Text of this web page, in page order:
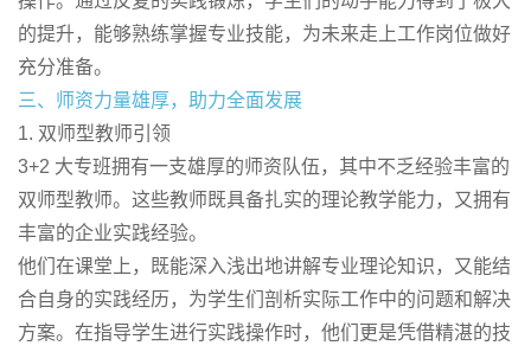
的提升，能够熟练掌握专业技能，为未来走上工作岗位做好
充分准备。
三、师资力量雄厚，助力全面发展
1. 双师型教师引领
3+2 大专班拥有一支雄厚的师资队伍，其中不乏经验丰富的
双师型教师。这些教师既具备扎实的理论教学能力，又拥有
丰富的企业实践经验。
他们在课堂上，既能深入浅出地讲解专业理论知识，又能结
合自身的实践经历，为学生们剖析实际工作中的问题和解决
方案。在指导学生进行实践操作时，他们更是凭借精湛的技